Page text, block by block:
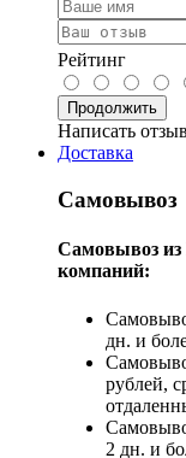
Рейтинг
Продолжить
Написать отзыв
Доставка
Самовывоз
Самовывоз из
компаний:
дн. и
рублей,
2 дн. и